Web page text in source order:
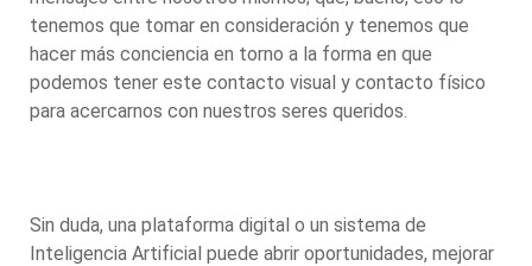
tenemos que tomar en consideración y tenemos que
hacer más conciencia en torno a la forma en que
podemos tener este contacto visual y contacto físico
para acercarnos con nuestros seres queridos.
Sin duda, una plataforma digital o un sistema de
Inteligencia Artificial puede abrir oportunidades, mejorar